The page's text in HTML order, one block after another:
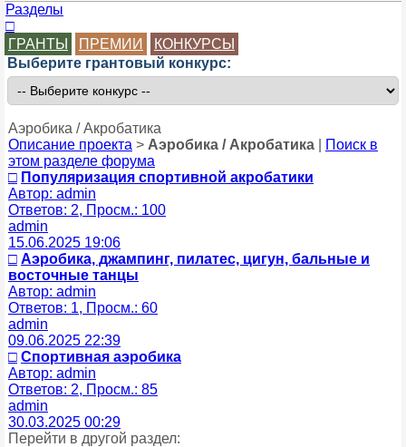
Разделы
□
ГРАНТЫ
ПРЕМИИ
КОНКУРСЫ
Выберите грантовый конкурс:
Аэробика / Акробатика
Описание проекта > Аэробика / Акробатика
Поиск в
этом разделе форума
□ Популяризация спортивной акробатики
Автор: admin
Ответов: 2, Просм.: 100
admin
15.06.2025 19:06
□ Аэробика, джампинг, пилатес, цигун, бальные и
восточные танцы
Автор: admin
Ответов: 1, Просм.: 60
admin
09.06.2025 22:39
□ Спортивная аэробика
Автор: admin
Ответов: 2, Просм.: 85
admin
30.03.2025 00:29
Перейти в другой раздел: